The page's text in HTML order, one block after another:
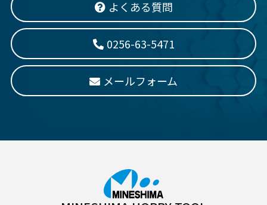
よくある質問
0256-63-5471
メールフォーム